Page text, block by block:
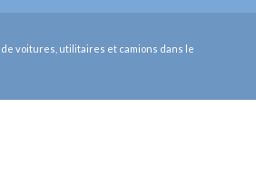
de voitures, utilitaires et camions dans le